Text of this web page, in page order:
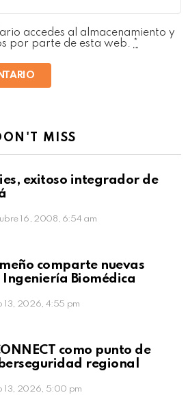
accedes al almacenamiento y
por parte de esta web.
MISS
exitoso integrador de
16, 2008, 6:54 am
to view this post
comparte nuevas
Biomédica
13, 2026, 4:55 pm
to view this postcomo punto de
regional
13, 2026, 5:00 pm